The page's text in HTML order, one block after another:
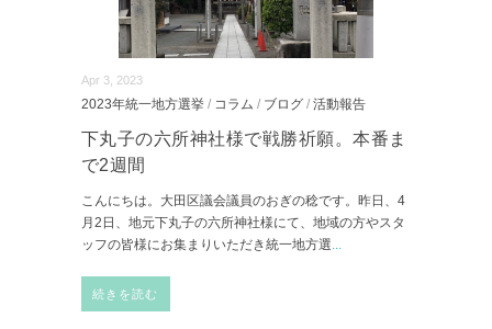
Apr 3, 2023
2023年統一地方選挙 / コラム / ブログ / 活動報告
下丸子の六所神社様で戦勝祈願。本番ま
で2週間
こんにちは。大田区議会議員のおぎの稔です。昨日、4
月2日、地元下丸子の六所神社様にて、地域の方やスタ
ッフの皆様にお集まりいただき統一地方選
続きを読む